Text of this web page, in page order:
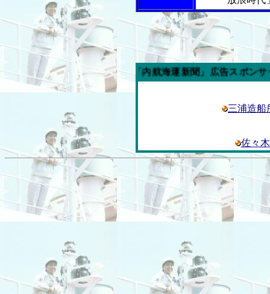
今週の「内航海運新聞」広告スポンサー企業
三浦造船
佐々